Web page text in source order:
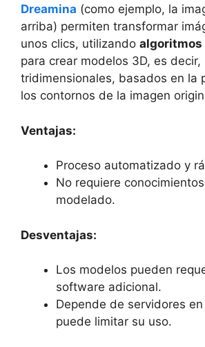
Dreamina (como ejemplo, la
arriba) permiten transformar
unos clics, utilizando algoritmos
para crear modelos 3D, es decir,
tridimensionales, basados en la
los contornos de la imagen
Ventajas:
Proceso automatizado y
No requiere
modelado.
Desventajas:
Los modelos pueden
software adicional.
Depende de servidores
puede limitar su uso.